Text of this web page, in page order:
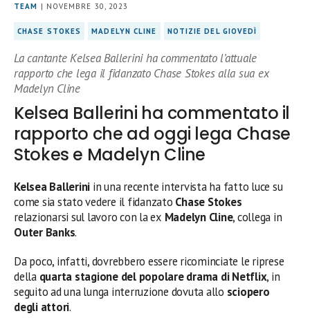
TEAM | NOVEMBRE 30, 2023
CHASE STOKES MADELYN CLINE NOTIZIE DEL GIOVEDÌ
La cantante Kelsea Ballerini ha commentato l’attuale
rapporto che lega il fidanzato Chase Stokes alla sua ex
Madelyn Cline
Kelsea Ballerini ha commentato il
rapporto che ad oggi lega Chase
Stokes e Madelyn Cline
Kelsea Ballerini in una recente intervista ha fatto luce su
come sia stato vedere il fidanzato Chase Stokes
relazionarsi sul lavoro con la ex Madelyn Cline, collega in
Outer Banks.
Da poco, infatti, dovrebbero essere ricominciate le riprese
della quarta stagione del popolare drama di Netflix, in
seguito ad una lunga interruzione dovuta allo sciopero
degli attori.